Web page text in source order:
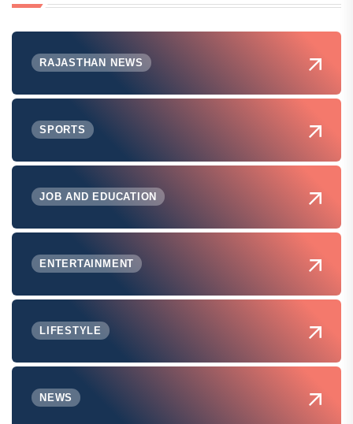
RAJASTHAN NEWS
SPORTS
JOB AND EDUCATION
ENTERTAINMENT
LIFESTYLE
NEWS